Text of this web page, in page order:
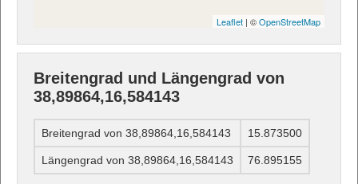
Leaflet | ©OpenStreetMap
Breitengrad und Längengrad von
38,89864,16,584143
Breitengrad von 38,89864,16,584143 15.873500
Längengrad von 38,89864,16,584143 76.895155